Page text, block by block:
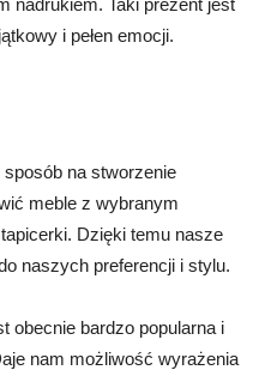
nadrukiem. Taki prezent jest
i pełen emocji.
sposób na stworzenie
meble z wybranym
Dzięki temu nasze
naszych preferencji i stylu.
obecnie bardzo popularna i
nam możliwość wyrażenia